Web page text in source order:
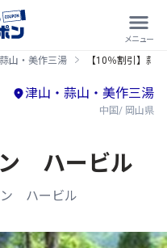
山・美作三湯 【10％割引】蒜
津山・蒜山・美作三湯
中国/ 岡山県
ハービル
ン ハービル